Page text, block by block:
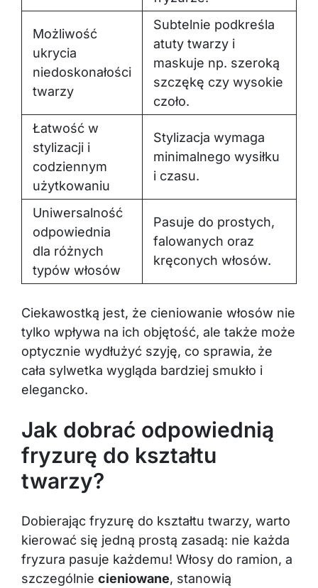
Możliwość
ukrycia
niedoskonałości
twarzy
Subtelnie podkreśla
atuty twarzy i
maskuje np. szeroką
szczękę czy wysokie
czoło.
Łatwość w
stylizacji i
codziennym
użytkowaniu
Stylizacja wymaga
minimalnego wysiłku
i czasu.
Uniwersalność
odpowiednia
dla różnych
typów włosów
Pasuje do prostych,
falowanych oraz
kręconych włosów.
Ciekawostką jest, że cieniowanie włosów nie
tylko wpływa na ich objętość, ale także może
optycznie wydłużyć szyję, co sprawia, że
cała sylwetka wygląda bardziej smukło i
elegancko.
Jak dobrać odpowiednią
fryzurę do kształtu
twarzy?
Dobierając fryzurę do kształtu twarzy, warto
kierować się jedną prostą zasadą: nie każda
fryzura pasuje każdemu! Włosy do ramion, a
szczególnie cieniowane, stanowią